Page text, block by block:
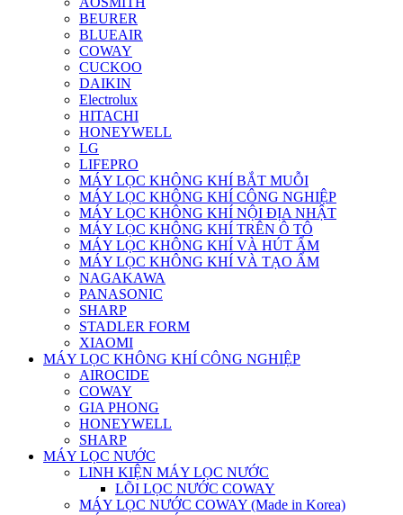
BEURER
BLUEAIR
COWAY
CUCKOO
DAIKIN
Electrolux
HITACHI
HONEYWELL
LG
LIFEPRO
MÁY LỌC KHÔNG KHÍ BẮT MUỖI
MÁY LỌC KHÔNG KHÍ CÔNG NGHIỆP
MÁY LỌC KHÔNG KHÍ NỘI ĐỊA NHẬT
MÁY LỌC KHÔNG KHÍ TRÊN Ô TÔ
MÁY LỌC KHÔNG KHÍ VÀ HÚT ẨM
MÁY LỌC KHÔNG KHÍ VÀ TẠO ẨM
NAGAKAWA
PANASONIC
SHARP
STADLER FORM
XIAOMI
MÁY LỌC KHÔNG KHÍ CÔNG NGHIỆP
AIROCIDE
COWAY
GIA PHONG
HONEYWELL
SHARP
MÁY LỌC NƯỚC
LINH KIỆN MÁY LỌC NƯỚC
LÕI LỌC NƯỚC COWAY
MÁY LỌC NƯỚC COWAY (Made in Korea)